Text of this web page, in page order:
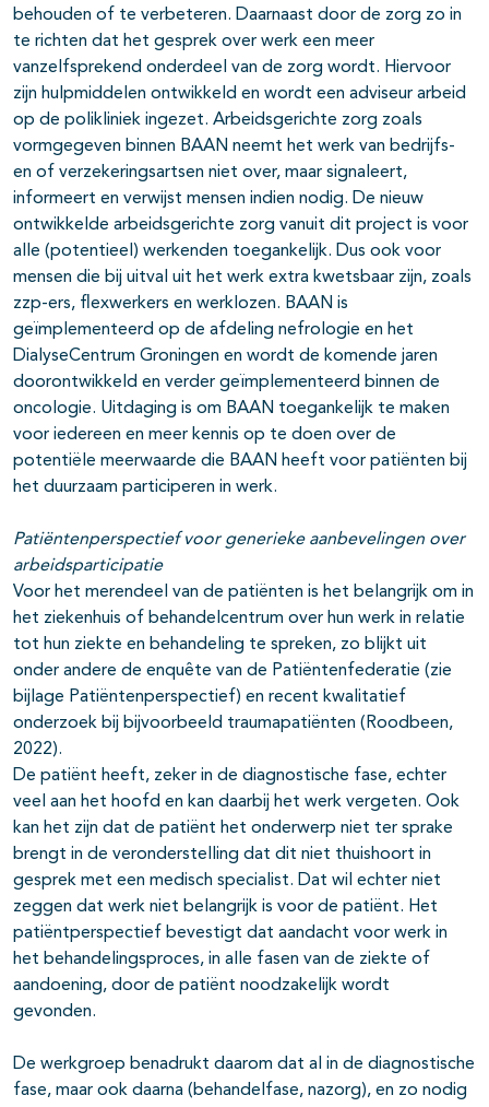
behouden of te verbeteren. Daarnaast door de zorg zo in
te richten dat het gesprek over werk een meer
vanzelfsprekend onderdeel van de zorg wordt. Hiervoor
zijn hulpmiddelen ontwikkeld en wordt een adviseur arbeid
op de polikliniek ingezet. Arbeidsgerichte zorg zoals
vormgegeven binnen BAAN neemt het werk van bedrijfs-
en of verzekeringsartsen niet over, maar signaleert,
informeert en verwijst mensen indien nodig. De nieuw
ontwikkelde arbeidsgerichte zorg vanuit dit project is voor
alle (potentieel) werkenden toegankelijk. Dus ook voor
mensen die bij uitval uit het werk extra kwetsbaar zijn, zoals
zzp-ers, flexwerkers en werklozen. BAAN is
geïmplementeerd op de afdeling nefrologie en het
DialyseCentrum Groningen en wordt de komende jaren
doorontwikkeld en verder geïmplementeerd binnen de
oncologie. Uitdaging is om BAAN toegankelijk te maken
voor iedereen en meer kennis op te doen over de
potentiële meerwaarde die BAAN heeft voor patiënten bij
het duurzaam participeren in werk.
Patiëntenperspectief voor generieke aanbevelingen over
arbeidsparticipatie
Voor het merendeel van de patiënten is het belangrijk om in
het ziekenhuis of behandelcentrum over hun werk in relatie
tot hun ziekte en behandeling te spreken, zo blijkt uit
onder andere de enquête van de Patiëntenfederatie (zie
bijlage Patiëntenperspectief) en recent kwalitatief
onderzoek bij bijvoorbeeld traumapatiënten (Roodbeen,
2022).
De patiënt heeft, zeker in de diagnostische fase, echter
veel aan het hoofd en kan daarbij het werk vergeten. Ook
kan het zijn dat de patiënt het onderwerp niet ter sprake
brengt in de veronderstelling dat dit niet thuishoort in
gesprek met een medisch specialist. Dat wil echter niet
zeggen dat werk niet belangrijk is voor de patiënt. Het
patiëntperspectief bevestigt dat aandacht voor werk in
het behandelingsproces, in alle fasen van de ziekte of
aandoening, door de patiënt noodzakelijk wordt
gevonden.
De werkgroep benadrukt daarom dat al in de diagnostische
fase, maar ook daarna (behandelfase, nazorg), en zo nodig